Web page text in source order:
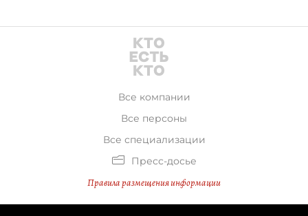
Все компании
Все персоны
Все специализации
Пресс-досье
Правила размещения информации